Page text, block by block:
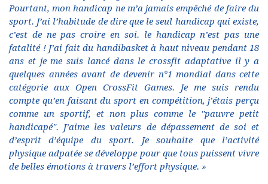
Pourtant, mon handicap ne m’a jamais empêché de faire du
sport. J’ai l’habitude de dire que le seul handicap qui existe,
c’est de ne pas croire en soi. le handicap n’est pas une
fatalité ! J’ai fait du handibasket à haut niveau pendant 18
ans et je me suis lancé dans le crossfit adaptative il y a
quelques années avant de devenir n°1 mondial dans cette
catégorie aux Open CrossFit Games. Je me suis rendu
compte qu’en faisant du sport en compétition, j’étais perçu
comme un sportif, et non plus comme le "pauvre petit
handicapé". J’aime les valeurs de dépassement de soi et
d’esprit d’équipe du sport. Je souhaite que l’activité
physique adpatée se développe pour que tous puissent vivre
de belles émotions à travers l’effort physique. »